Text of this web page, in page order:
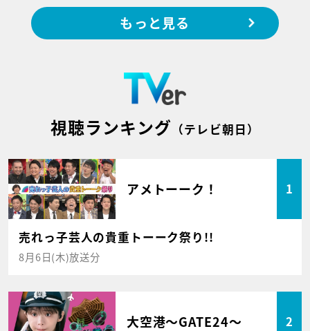
もっと見る
視聴ランキング （テレビ朝日）
アメトーーク！ 1
売れっ子芸人の貴重トーーク祭り!!
8月6日(木)放送分
大空港～GATE24～ 2